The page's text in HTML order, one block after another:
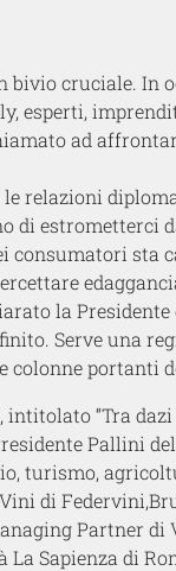
cruciale. In
esperti,
ad
relazioni
di estrometterci
consumatori sta
ed
la
Serve una
colonne portanti
intitolato “Tra
Pallini del
turismo,
di Federvini,
Partner di
La Sapienza di